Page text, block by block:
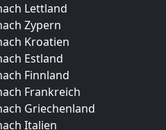
Lettland
Zypern
Kroatien
Estland
Finnland
Frankreich
Griechenland
Italien